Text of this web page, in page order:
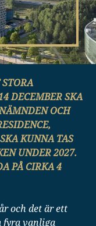
DECEMBER SKA
OCH
KUNNA TAS
UNDER 2027.
PÅ CIRKA 4
och det är ett
fyra vanliga